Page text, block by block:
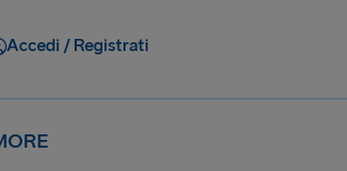
Accedi / Registrati